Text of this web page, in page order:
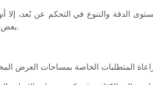
بعض الحالات، يتيح التحكم التناظري تغييرات أكثر تلقائية وعفوية أثناء العروض.